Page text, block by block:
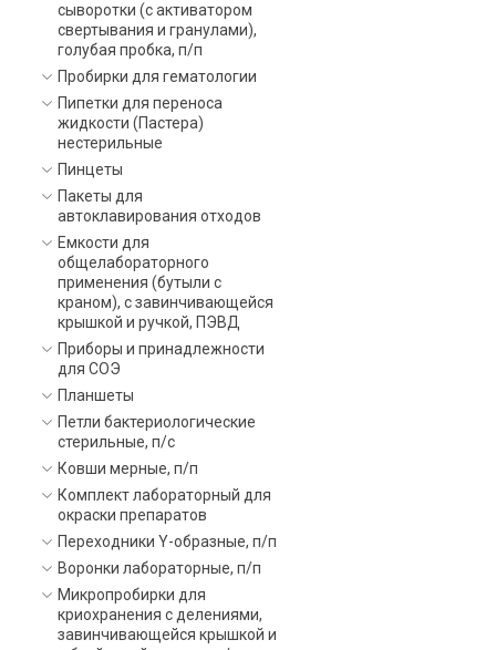
сыворотки (с активатором
свертывания и гранулами),
голубая пробка, п/п
Пробирки для гематологии
Пипетки для переноса
жидкости (Пастера)
нестерильные
Пинцеты
Пакеты для
автоклавирования отходов
Емкости для
общелабораторного
применения (бутыли с
краном), с завинчивающейся
крышкой и ручкой, ПЭВД
Приборы и принадлежности
для СОЭ
Планшеты
Петли бактериологические
стерильные, п/с
Ковши мерные, п/п
Комплект лабораторный для
окраски препаратов
Переходники Y-образные, п/п
Воронки лабораторные, п/п
Микропробирки для
криохранения с делениями,
завинчивающейся крышкой и